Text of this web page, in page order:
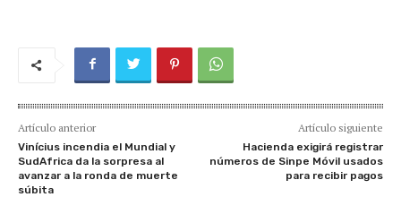
Artículo anterior
Vinícius incendia el Mundial y
SudAfrica da la sorpresa al
avanzar a la ronda de muerte
súbita
Artículo siguiente
Hacienda exigirá registrar
números de Sinpe Móvil usados
para recibir pagos